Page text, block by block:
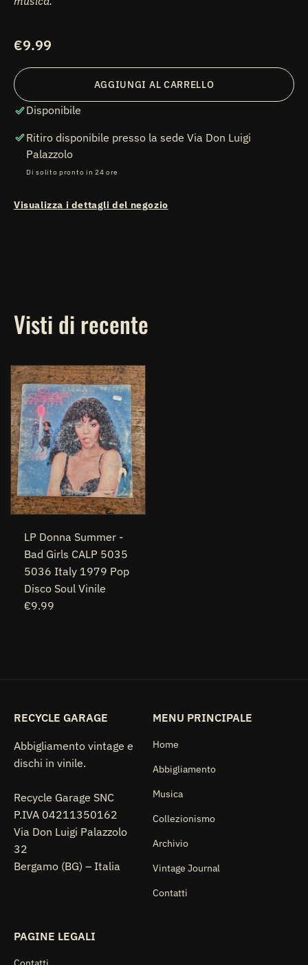
Prezzo
listino
€9.99
AGGIUNGI AL CARRELLO
Disponibile
Ritiro disponibile presso la sede Via Don Luigi
Palazzolo
Di solito pronto in 24 ore
Visualizza i dettagli del negozio
Visti di recente
LP Donna Summer -
Bad Girls CALP 5035
5036 Italy 1979 Pop
Disco Soul Vinile
€9.99
RECYCLE GARAGE
Abbigliamento vintage e
dischi in vinile.
Recycle Garage SNC
P.IVA 04211350162
Via Don Luigi Palazzolo
32
Bergamo (BG) – Italia
MENU PRINCIPALE
Home
Abbigliamento
Musica
Collezionismo
Archivio
Vintage Journal
Contatti
PAGINE LEGALI